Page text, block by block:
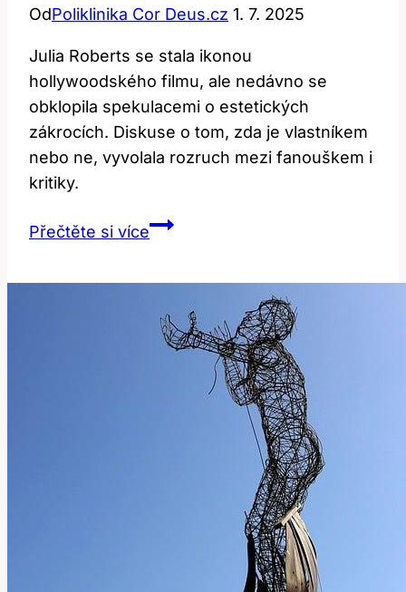
OdPoliklinika Cor Deus.cz 1. 7. 2025
Julia Roberts se stala ikonou
hollywoodského filmu, ale nedávno se
obklopila spekulacemi o estetických
zákrocích. Diskuse o tom, zda je vlastníkem
nebo ne, vyvolala rozruch mezi fanouškem i
kritiky.
Přečtěte si víceJulia
jejích
estetických
zákrocích